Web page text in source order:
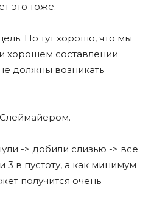
это тоже.
Но тут хорошо, что мы
хорошем составлении
должны возникать
-> добили слизью -> все
в пустоту, а как минимум
получится очень